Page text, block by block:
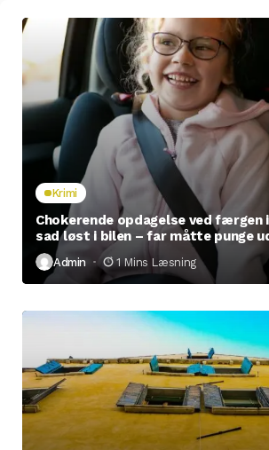
Krimi
Chokerende opdagelse ved færgen
sad løst i bilen – far måtte punge
Admin 1 Mins Læsning